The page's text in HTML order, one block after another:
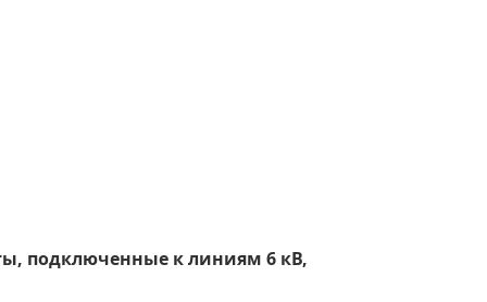
подключенные к линиям 6 кВ,